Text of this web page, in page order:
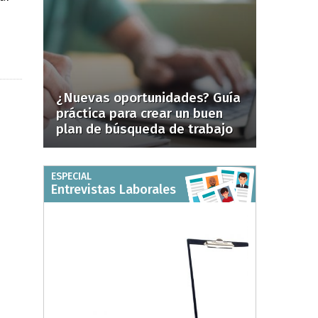
¿Nuevas oportunidades? Guía
práctica para crear un buen
plan de búsqueda de trabajo
ESPECIAL
Entrevistas Laborales